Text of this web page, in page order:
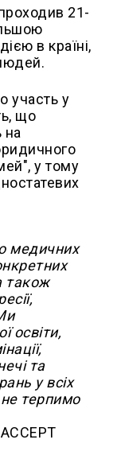
21-
в країні,
участь у
що
на
у тому
медичних
також
освіти,
та
у всіх
терпимо